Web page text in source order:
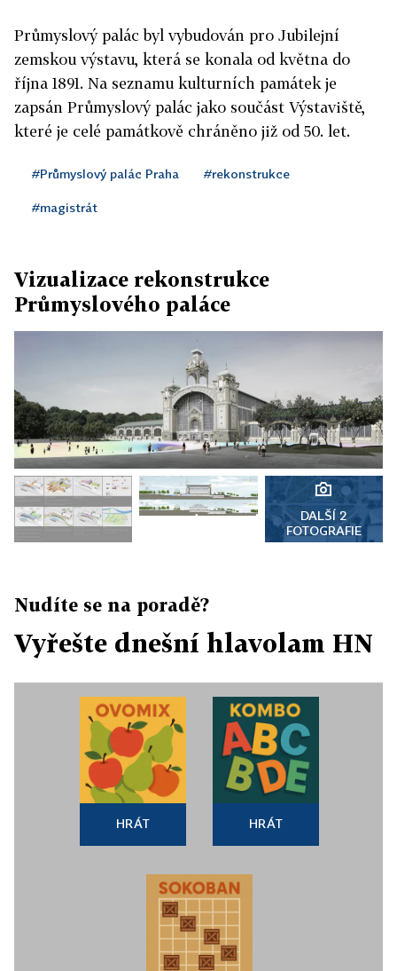
Průmyslový palác byl vybudován pro Jubilejní
zemskou výstavu, která se konala od května do
října 1891. Na seznamu kulturních památek je
zapsán Průmyslový palác jako součást Výstaviště,
které je celé památkově chráněno již od 50. let.
#Průmyslový palác Praha #rekonstrukce
#magistrát
Vizualizace rekonstrukce
Průmyslového paláce
DALŠÍ 2
FOTOGRAFIE
Nudíte se na poradě?
Vyřešte dnešní hlavolam HN
HRÁT HRÁT